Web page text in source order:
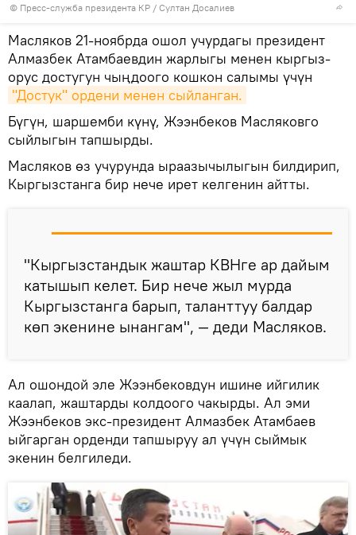
© Пресс-служба президента КР / Султан Досалиев
Масляков 21-ноябрда ошол учурдагы президент
Алмазбек Атамбаевдин жарлыгы менен кыргыз-
орус достугун чыңдоого кошкон салымы үчүн
"Достук" ордени менен сыйланган.
Бүгүн, шаршемби күнү, Жээнбеков Масляковго
сыйлыгын тапшырды.
Масляков өз учурунда ыраазычылыгын билдирип,
Кыргызстанга бир нече ирет келгенин айтты.
"Кыргызстандык жаштар КВНге ар дайым
катышып келет. Бир нече жыл мурда
Кыргызстанга барып, таланттуу балдар
көп экенине ынангам", — деди Масляков.
Ал ошондой эле Жээнбековдун ишине ийгилик
каалап, жаштарды колдоого чакырды. Ал эми
Жээнбеков экс-президент Алмазбек Атамбаев
ыйгарган орденди тапшыруу ал үчүн сыймык
экенин белгиледи.